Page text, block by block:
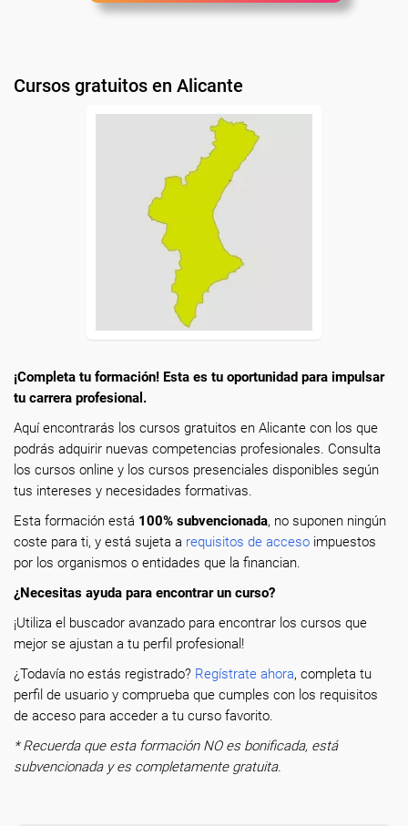
Cursos gratuitos en Alicante
¡Completa tu formación! Esta es tu oportunidad para impulsar
tu carrera profesional.
Aquí encontrarás los cursos gratuitos en Alicante con los que
podrás adquirir nuevas competencias profesionales. Consulta
los cursos online y los cursos presenciales disponibles según
tus intereses y necesidades formativas.
Esta formación está 100% subvencionada, no suponen ningún
coste para ti, y está sujeta a requisitos de acceso impuestos
por los organismos o entidades que la financian.
¿Necesitas ayuda para encontrar un curso?
¡Utiliza el buscador avanzado para encontrar los cursos que
mejor se ajustan a tu perfil profesional!
¿Todavía no estás registrado? Regístrate ahora, completa tu
perfil de usuario y comprueba que cumples con los requisitos
de acceso para acceder a tu curso favorito.
* Recuerda que esta formación NO es bonificada, está
subvencionada y es completamente gratuita.